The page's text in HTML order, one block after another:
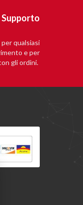
Supporto
qualsiasi
e per
gli ordini.